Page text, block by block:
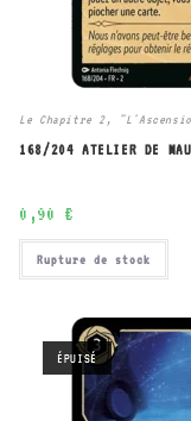
Le Chapitre 2,
168/204 ATELIER DE
0,90 €
Rupture de stock
ÉPUISÉ